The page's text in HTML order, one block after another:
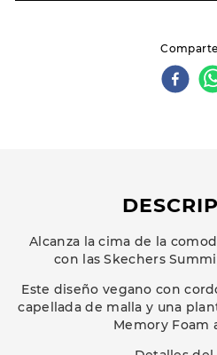
Alcanza la cima de la
con las Skechers
Este diseño vegano con
capellada de malla y una
Memory Foam